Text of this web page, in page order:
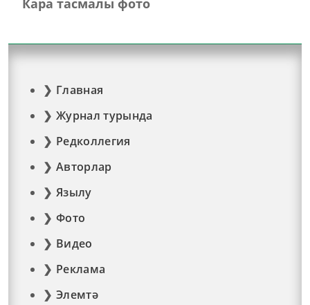
Кара тасмалы фото
Главная
Журнал турында
Редколлегия
Авторлар
Язылу
Фото
Видео
Реклама
Элемтә